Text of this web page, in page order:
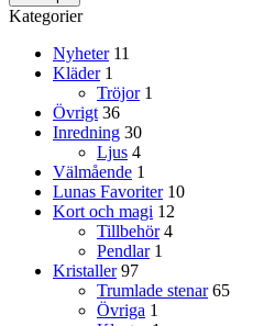
Kategorier
Nyheter 11
Kläder 1
Tröjor 1
Övrigt 36
Inredning 30
Ljus 4
Välmående 1
Lunas Favoriter 10
Kort och magi 12
Tillbehör 4
Pendlar 1
Kristaller 97
Trumlade stenar 65
Övriga 1